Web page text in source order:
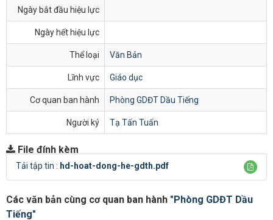
Ngày bắt đầu hiệu lực
Ngày hết hiệu lực
Thể loại Văn Bản
Lĩnh vực Giáo dục
Cơ quan ban hành Phòng GDĐT Dầu Tiếng
Người ký Tạ Tấn Tuấn
File đính kèm
Tải tập tin : hd-hoat-dong-he-gdth.pdf
Các văn bản cùng cơ quan ban hành "Phòng GDĐT Dầu
Tiếng"